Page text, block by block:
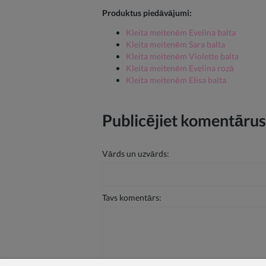
Produktus piedāvājumi:
Kleita meitenēm Evelina balta
Kleita meitenēm Sara balta
Kleita meitenēm Violette balta
Kleita meitenēm Evelina rozā
Kleita meitenēm Elisa balta
Publicējiet
Vārds un uzvārds:
Tavs komentārs: